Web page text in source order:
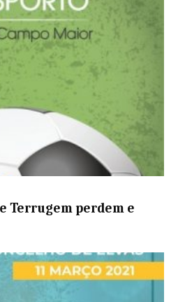
Terrugem perdem e